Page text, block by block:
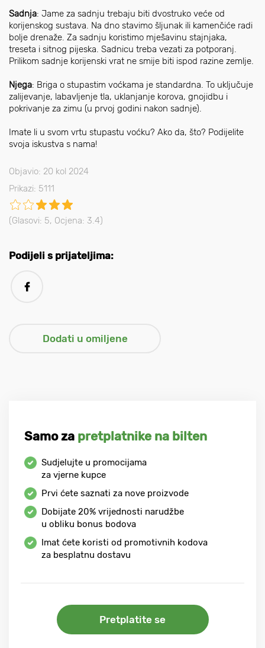
Sadnja: Jame za sadnju trebaju biti dvostruko veće od
korijenskog sustava. Na dno stavimo šljunak ili kamenčiće radi
bolje drenaže. Za sadnju koristimo mješavinu stajnjaka,
treseta i sitnog pijeska. Sadnicu treba vezati za potporanj.
Prilikom sadnje korijenski vrat ne smije biti ispod razine zemlje.
Njega: Briga o stupastim voćkama je standardna. To uključuje
zalijevanje, labavljenje tla, uklanjanje korova, gnojidbu i
pokrivanje za zimu (u prvoj godini nakon sadnje).
Imate li u svom vrtu stupastu voćku? Ako da, što? Podijelite
svoja iskustva s nama!
Objavio: 20 kol 2024
Prikazi: 5111
(Glasovi: 5, Ocjena: 3.4)
Podijeli s prijateljima:
Samo za pretplatnike na bilten
Sudjelujte u promocijama
za vjerne kupce
Prvi ćete saznati za nove proizvode
Dobijate 20% vrijednosti narudžbe
u obliku bonus bodova
Imat ćete koristi od promotivnih kodova
za besplatnu dostavu
Pretplatite se